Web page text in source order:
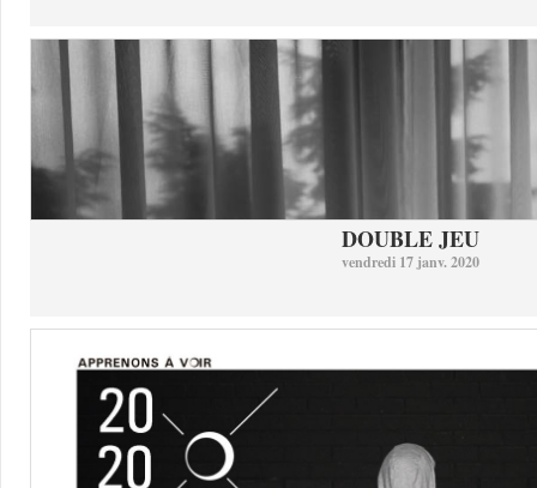
DOUBLE JEU
vendredi 17 janv. 2020